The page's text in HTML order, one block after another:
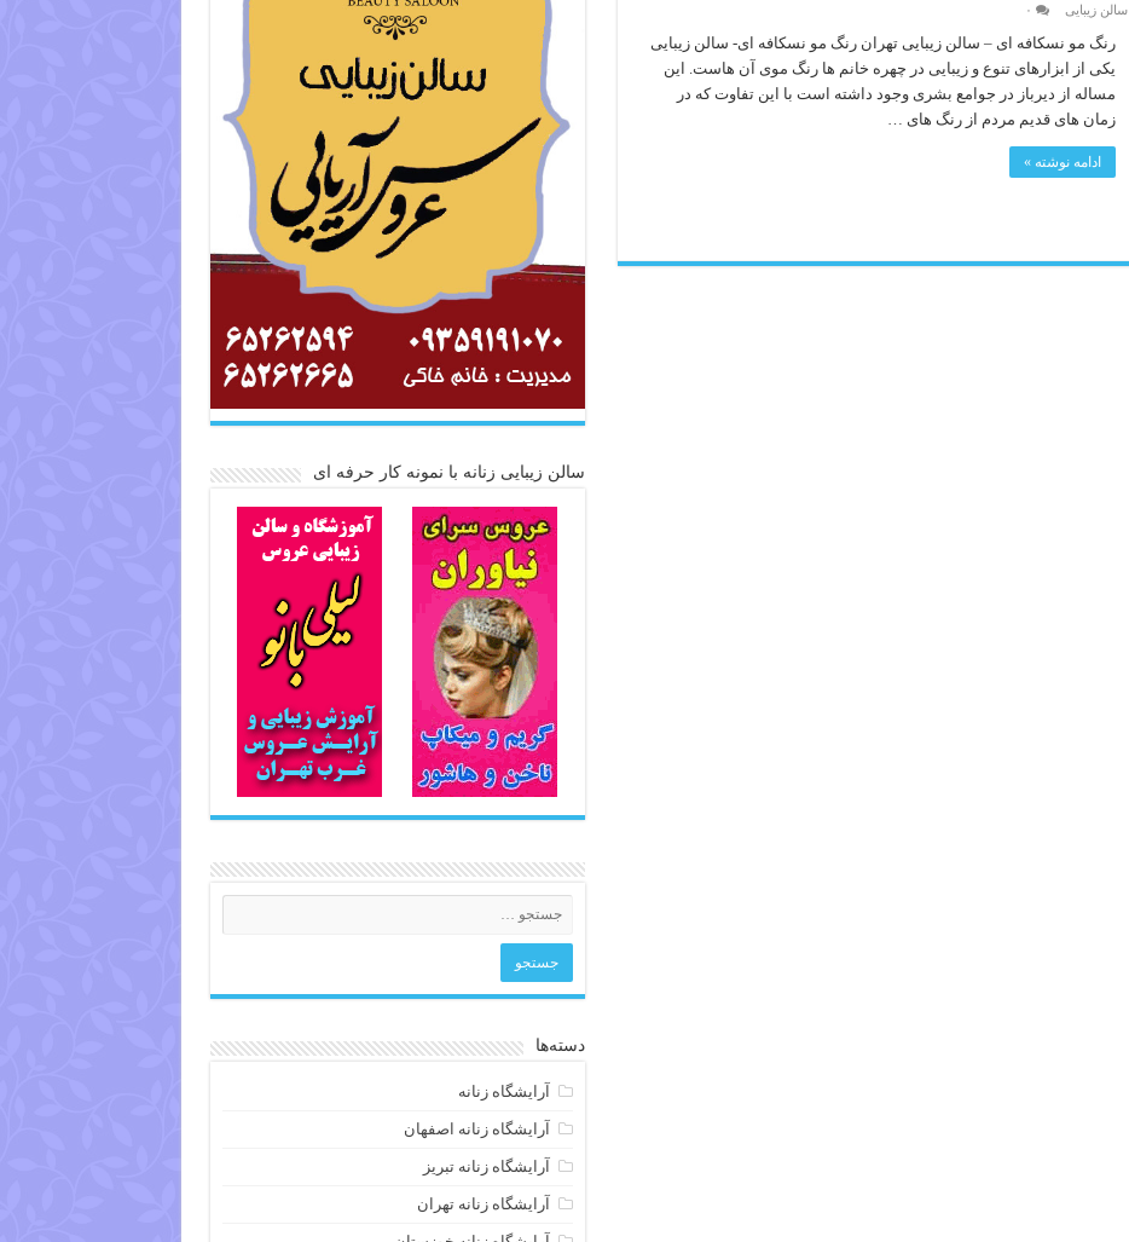
,سالن زیبایی ۰
رنگ مو نسکافه ای – سالن زیبایی تهران رنگ مو نسکافه ای- سالن زیبایی
یکی از ابزارهای تنوع و زیبایی در چهره خانم ها رنگ موی آن هاست. این
مساله از دیرباز در جوامع بشری وجود داشته است با این تفاوت که در
زمان های قدیم مردم از رنگ های …
ادامه نوشته »
سالن زیبایی زنانه با نمونه کار حرفه ای
دسته‌ها
آرایشگاه زنانه
آرایشگاه زنانه اصفهان
آرایشگاه زنانه تبریز
آرایشگاه زنانه تهران